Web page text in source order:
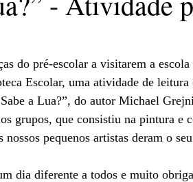
do pré-escolar a visitarem a
Escolar, uma atividade de leitura
a Lua?”, do autor Michael
grupos, que consistiu na pintura e
pequenos artistas deram o
dia diferente a todos e muito